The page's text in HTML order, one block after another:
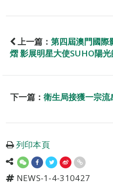
上一篇： 第四屆澳門國際
熠 影展明星大使SUHO陽
下一篇： 衛生局接獲一宗
列印本頁
NEWS-1-4-310427